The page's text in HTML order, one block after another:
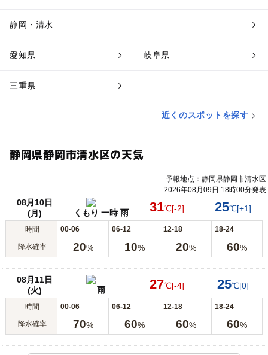
静岡・清水
愛知県 岐阜県
三重県
近くのスポットを探す
静岡県静岡市清水区の天気
予報地点：静岡県静岡市清水区
2026年08月09日 18時00分発表
08月10日
(月)
くもり 一時 雨 31℃[-2] 25℃[+1]
時間 00-06 06-12 12-18 18-24
降水確率 20% 10% 20% 60%
08月11日
(火)
雨 27℃[-4] 25℃[0]
時間 00-06 06-12 12-18 18-24
降水確率 70% 60% 60% 60%